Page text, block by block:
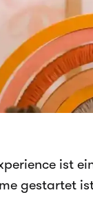
ist
gestartet